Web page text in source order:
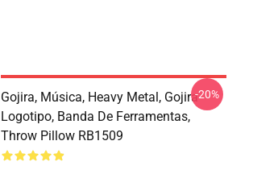
Gojira, Música, Heavy Metal, Gojira
Logotipo, Banda De Ferramentas,
Throw Pillow RB1509
-20%